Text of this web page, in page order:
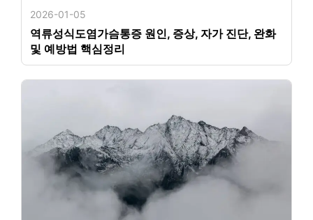
2026-01-05
역류성식도염가슴통증 원인, 증상, 자가 진단, 완화
및 예방법 핵심정리